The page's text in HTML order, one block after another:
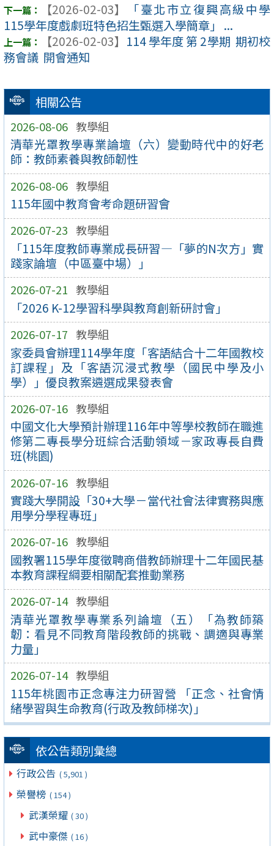
相關公告
2026-08-06 教學組
清華光罩教學專業論壇（六）變動時代中的好老
師：教師素養與教師韌性
2026-08-06 教學組
115年國中教育會考命題研習會
2026-07-23 教學組
「115年度教師專業成長研習—「夢的N次方」實
踐家論壇（中區臺中場）」
2026-07-21 教學組
「2026 K-12學習科學與教育創新研討會」
2026-07-17 教學組
家委員會辦理114學年度「客語結合十二年國教校
訂課程」及「客語沉浸式教學（國民中學及小
學）」優良教案遴選成果發表會
2026-07-16 教學組
中國文化大學預計辦理116年中等學校教師在職進
修第二專長學分班綜合活動領域－家政專長自費
班(桃園)
2026-07-16 教學組
實踐大學開設「30+大學－當代社會法律實務與應
用學分學程專班」
2026-07-16 教學組
國教署115學年度徵聘商借教師辦理十二年國民基
本教育課程綱要相關配套推動業務
2026-07-14 教學組
清華光罩教學專業系列論壇（五）「為教師築
韌：看見不同教育階段教師的挑戰、調適與專業
力量」
2026-07-14 教學組
115年桃園市正念專注力研習營 「正念、社會情
緒學習與生命教育(行政及教師梯次)」
依公告類別彙總
行政公告 ( 5,901 )
榮譽榜 ( 154 )
武漢榮耀 ( 30 )
武中豪傑 ( 16 )
【2026-02-03】
「臺北市立復興高級中學
115學年度戲劇班特色招生甄選入學簡章」 ...
【2026-02-03】 114 學年度 第 2學期 期初校
務會議 開會通知